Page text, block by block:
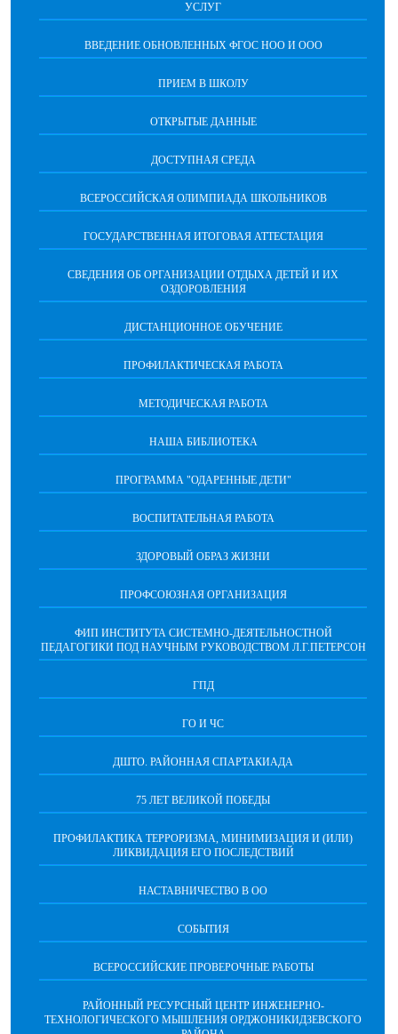
УСЛУГ
ВВЕДЕНИЕ ОБНОВЛЕННЫХ ФГОС НОО И ООО
ПРИЕМ В ШКОЛУ
ОТКРЫТЫЕ ДАННЫЕ
ДОСТУПНАЯ СРЕДА
ВСЕРОССИЙСКАЯ ОЛИМПИАДА ШКОЛЬНИКОВ
ГОСУДАРСТВЕННАЯ ИТОГОВАЯ АТТЕСТАЦИЯ
СВЕДЕНИЯ ОБ ОРГАНИЗАЦИИ ОТДЫХА ДЕТЕЙ И ИХ
ОЗДОРОВЛЕНИЯ
ДИСТАНЦИОННОЕ ОБУЧЕНИЕ
ПРОФИЛАКТИЧЕСКАЯ РАБОТА
МЕТОДИЧЕСКАЯ РАБОТА
НАША БИБЛИОТЕКА
ПРОГРАММА "ОДАРЕННЫЕ ДЕТИ"
ВОСПИТАТЕЛЬНАЯ РАБОТА
ЗДОРОВЫЙ ОБРАЗ ЖИЗНИ
ПРОФСОЮЗНАЯ ОРГАНИЗАЦИЯ
ФИП ИНСТИТУТА СИСТЕМНО-ДЕЯТЕЛЬНОСТНОЙ
ПЕДАГОГИКИ ПОД НАУЧНЫМ РУКОВОДСТВОМ Л.Г.ПЕТЕРСОН
ГПД
ГО И ЧС
ДШТО. РАЙОННАЯ СПАРТАКИАДА
75 ЛЕТ ВЕЛИКОЙ ПОБЕДЫ
ПРОФИЛАКТИКА ТЕРРОРИЗМА, МИНИМИЗАЦИЯ И (ИЛИ)
ЛИКВИДАЦИЯ ЕГО ПОСЛЕДСТВИЙ
НАСТАВНИЧЕСТВО В ОО
СОБЫТИЯ
ВСЕРОССИЙСКИЕ ПРОВЕРОЧНЫЕ РАБОТЫ
РАЙОННЫЙ РЕСУРСНЫЙ ЦЕНТР ИНЖЕНЕРНО-
ТЕХНОЛОГИЧЕСКОГО МЫШЛЕНИЯ ОРДЖОНИКИДЗЕВСКОГО